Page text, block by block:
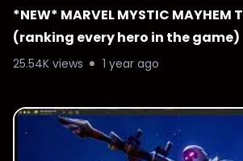
*NEW* MARVEL MYSTIC MAYHEM
(ranking every hero in the game)
25.54K views 1 year ago